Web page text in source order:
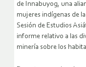
de Innabuyog, una
mujeres indígenas de
Sesión de Estudios
informe relativo a las
minería sobre los